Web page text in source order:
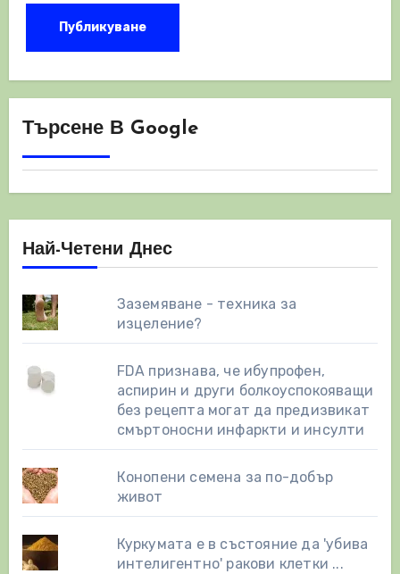
Търсене В Google
Най-Четени Днес
Заземяване - техника за
изцеление?
FDA признава, че ибупрофен,
аспирин и други болкоуспокояващи
без рецепта могат да предизвикат
смъртоносни инфаркти и инсулти
Конопени семена за по-добър
живот
Куркумата е в състояние да 'убива
интелигентно' ракови клетки ...